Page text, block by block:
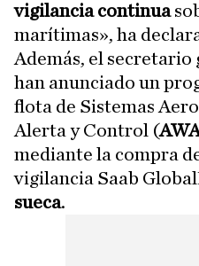
vigilancia continua
marítimas», ha
Además, el secretario
han anunciado un
flota de Sistemas
Alerta y Control (
mediante la compra
vigilancia Saab
sueca.